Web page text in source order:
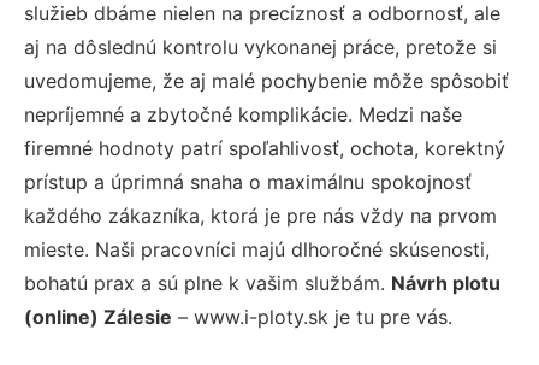
služieb dbáme nielen na precíznosť a odbornosť, ale
aj na dôslednú kontrolu vykonanej práce, pretože si
uvedomujeme, že aj malé pochybenie môže spôsobiť
nepríjemné a zbytočné komplikácie. Medzi naše
firemné hodnoty patrí spoľahlivosť, ochota, korektný
prístup a úprimná snaha o maximálnu spokojnosť
každého zákazníka, ktorá je pre nás vždy na prvom
mieste. Naši pracovníci majú dlhoročné skúsenosti,
bohatú prax a sú plne k vašim službám. Návrh plotu
(online) Zálesie – www.i-ploty.sk je tu pre vás.